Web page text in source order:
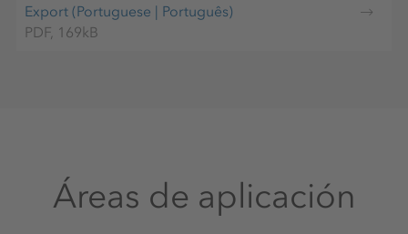
Export (Portuguese | Português)
PDF, 169kB
Áreas de aplicación